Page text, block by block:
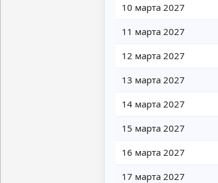
10 марта 2027
11 марта 2027
12 марта 2027
13 марта 2027
14 марта 2027
15 марта 2027
16 марта 2027
17 марта 2027